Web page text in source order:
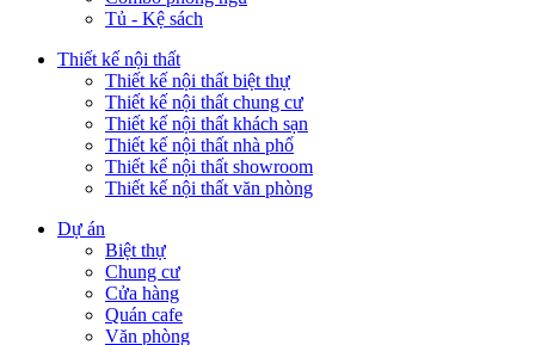
Tủ - Kệ sách
Thiết kế nội thất
Thiết kế nội thất biệt thự
Thiết kế nội thất chung cư
Thiết kế nội thất khách sạn
Thiết kế nội thất nhà phố
Thiết kế nội thất showroom
Thiết kế nội thất văn phòng
Dự án
Biệt thự
Chung cư
Cửa hàng
Quán cafe
Văn phòng